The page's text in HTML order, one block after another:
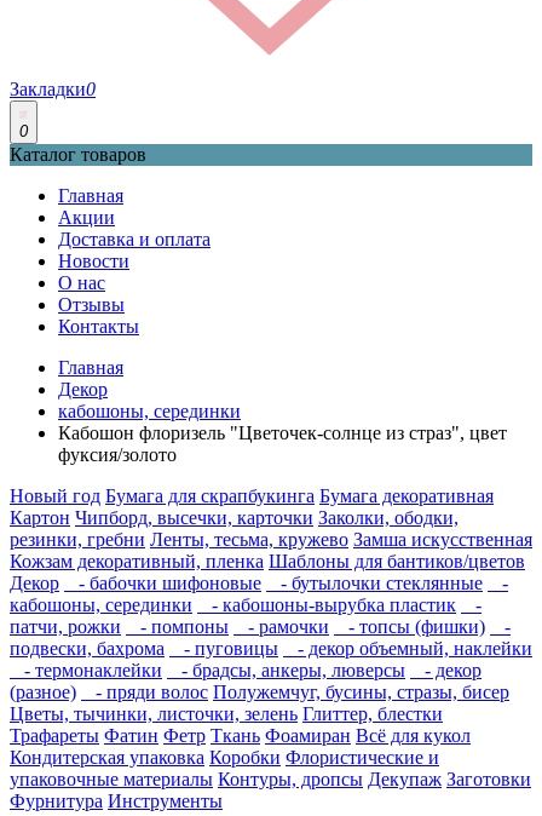
Закладки0
0
Каталог товаров
Главная
Акции
Доставка и оплата
Новости
О нас
Отзывы
Контакты
Главная
Декор
кабошоны, серединки
Кабошон флоризель "Цветочек-солнце из страз", цвет
фуксия/золото
Новый год Бумага для скрапбукинга Бумага декоративная
Картон Чипборд, высечки, карточки Заколки, ободки,
резинки, гребни Ленты, тесьма, кружево Замша искусственная
Кожзам декоративный, пленка Шаблоны для бантиков/цветов
Декор
- бабочки шифоновые - бутылочки стеклянные
-
кабошоны, серединки
- кабошоны-вырубка пластик
-
патчи, рожки
- помпоны - рамочки - топсы (фишки)
-
подвески, бахрома
- пуговицы
- декор объемный, наклейки
- термонаклейки
- брадсы, анкеры, люверсы
- декор
(разное)
- пряди волос Полужемчуг, бусины, стразы, бисер
Цветы, тычинки, листочки, зелень Глиттер, блестки
Трафареты Фатин Фетр Ткань Фоамиран Всё для кукол
Кондитерская упаковка Коробки Флористические и
упаковочные материалы Контуры, дропсы Декупаж Заготовки
Фурнитура Инструменты